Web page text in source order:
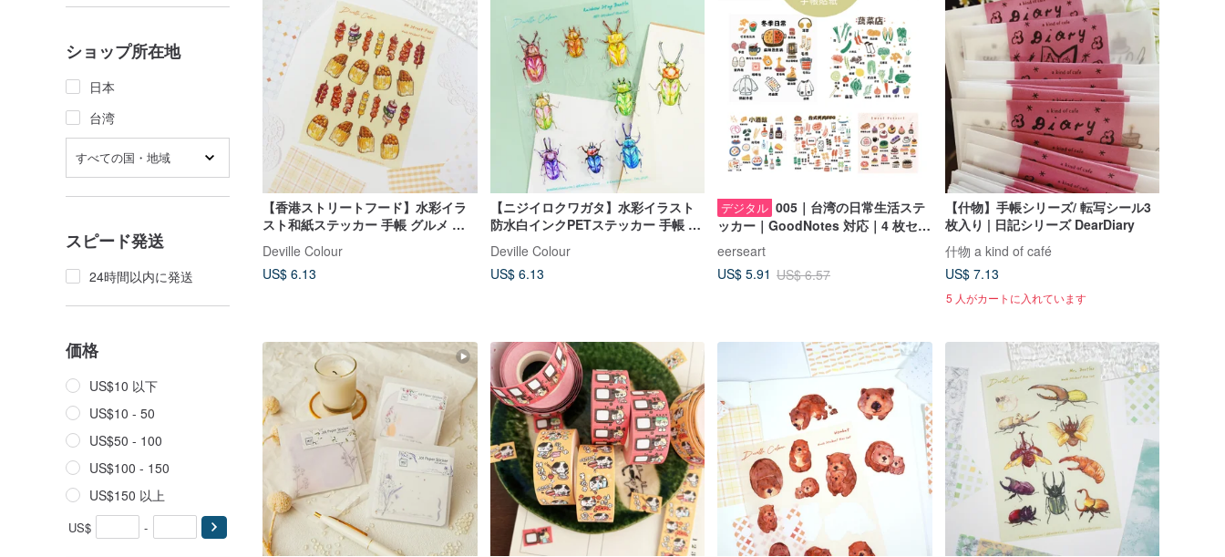
ショップ所在地
日本
台湾
すべての国・地域
スピード発送
24時間以内に発送
価格
US$10 以下
US$10 - 50
US$50 - 100
US$100 - 150
US$150 以上
US$ -
【香港ストリートフード】水彩イラ
スト和紙ステッカー 手帳 グルメ 串
Deville Colour
US$ 6.13
【ニジイロクワガタ】水彩イラスト
防水白インクPETステッカー 手帳 カ
Deville Colour
US$ 6.13
デジタル 005｜台湾の日常生活ステ
ッカー｜GoodNotes 対応｜4 枚セッ
ト｜カット済み
eerseart
US$ 5.91 US$ 6.57
【什物】手帳シリーズ/ 転写シール3
枚入り | 日記シリーズ DearDiary
什物 a kind of café
US$ 7.13
5 人がカートに入れています